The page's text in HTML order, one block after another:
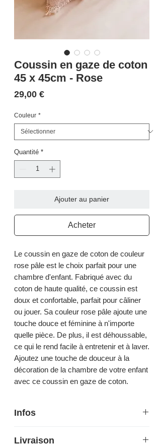
Coussin en gaze de coton
45 x 45cm - Rose
29,00 €Prix
Couleur *
Quantité *
Ajouter au panier
Acheter
Le coussin en gaze de coton de couleur
rose pâle est le choix parfait pour une
chambre d'enfant. Fabriqué avec du
coton de haute qualité, ce coussin est
doux et confortable, parfait pour câliner
ou jouer. Sa couleur rose pâle ajoute une
touche douce et féminine à n'importe
quelle pièce. De plus, il est déhoussable,
ce qui le rend facile à entretenir et à laver.
Ajoutez une touche de douceur à la
décoration de la chambre de votre enfant
avec ce coussin en gaze de coton.
Infos
Épaisseur 17 cm - Poids 0,5 kg
Livraison